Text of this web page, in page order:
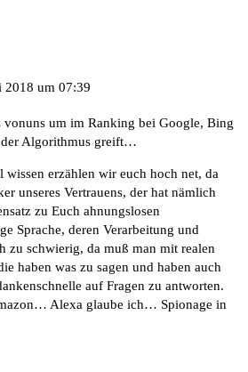
2018 um 07:39
um im Ranking bei Google, Bing
der Algorithmus greift…
wissen erzählen wir euch hoch net, da
unseres Vertrauens, der hat nämlich
zu Euch ahnungslosen
Sprache, deren Verarbeitung und
zu schwierig, da muß man mit realen
haben was zu sagen und haben auch
auf Fragen zu antworten.
Alexa glaube ich… Spionage in